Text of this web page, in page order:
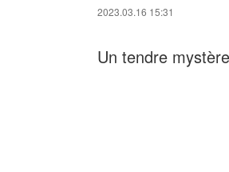
2023.03.16 15:31
Un tendre